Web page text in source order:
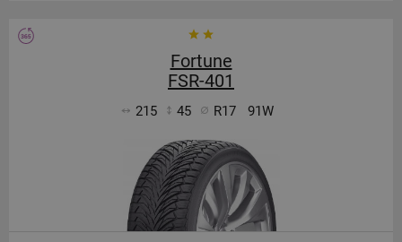
Fortune
FSR-401
215 45 R17 91W